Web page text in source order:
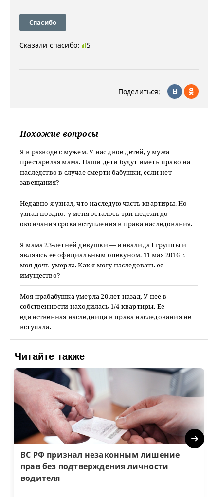
Спасибо
Сказали спасибо: 5
Поделиться:
Похожие вопросы
Я в разводе с мужем. У нас двое детей, у мужа
престарелая мама. Наши дети будут иметь право на
наследство в случае смерти бабушки, если нет
завещания?
Недавно я узнал, что наследую часть квартиры. Но
узнал поздно: у меня осталось три недели до
окончания срока вступления в права наследования.
Я мама 23-летней девушки — инвалида I группы и
являюсь ее официальным опекуном. 11 мая 2016 г.
моя дочь умерла. Как я могу наследовать ее
имущество?
Моя прабабушка умерла 20 лет назад. У нее в
собственности находилась 1/4 квартиры. Ее
единственная наследница в права наследования не
вступала.
Читайте также
ВС РФ признал незаконным лишение
прав без подтверждения личности
водителя
Next